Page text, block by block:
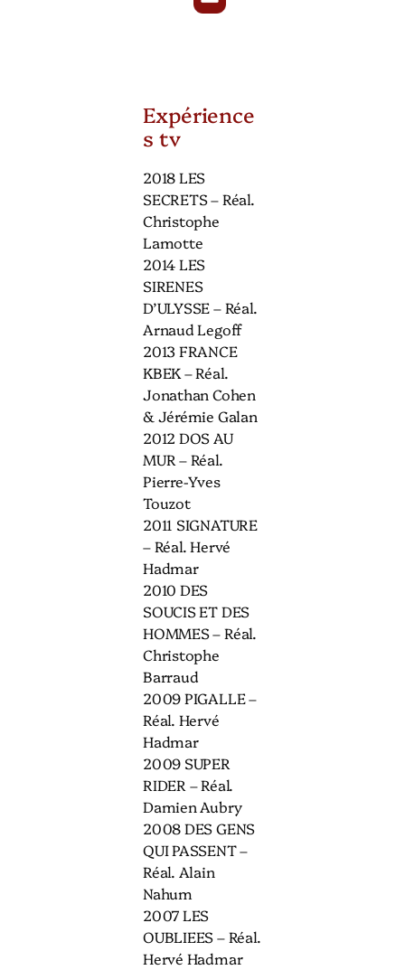
Expérience
s tv
2018 LES
SECRETS – Réal.
Christophe
Lamotte
2014 LES
SIRENES
D’ULYSSE – Réal.
Arnaud Legoff
2013 FRANCE
KBEK – Réal.
Jonathan Cohen
& Jérémie Galan
2012 DOS AU
MUR – Réal.
Pierre-Yves
Touzot
2011 SIGNATURE
– Réal. Hervé
Hadmar
2010 DES
SOUCIS ET DES
HOMMES – Réal.
Christophe
Barraud
2009 PIGALLE –
Réal. Hervé
Hadmar
2009 SUPER
RIDER – Réal.
Damien Aubry
2008 DES GENS
QUI PASSENT –
Réal. Alain
Nahum
2007 LES
OUBLIEES – Réal.
Hervé Hadmar